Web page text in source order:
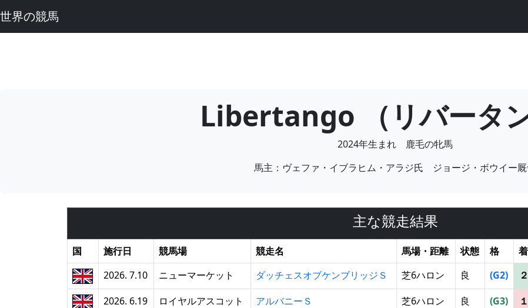
世界の競馬
Libertango （リバータン
2024年生まれ 鹿毛の牝馬
馬主：ヴェファ・イブラヒム・アラジ氏 ジョージ・ボウイー
主な競走結果
国 施行日 競馬場 競走名 馬場・距離 状態 格
2026. 7.10
ニューマーケット ダッチェスオブケンブリッジＳ 芝6ハロン 良 (G2)
2026. 6.19
ロイヤルアスコット アルバニーＳ 芝6ハロン 良 (G3)